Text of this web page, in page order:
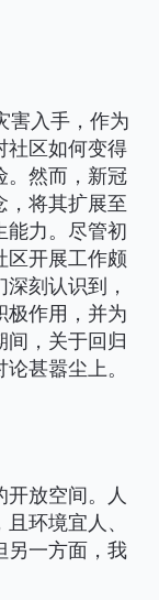
害入手，作为
社区如何变得
。然而，新冠
，将其扩展至
能力。尽管初
区开展工作颇
刻认识到，
极作用，并为
间，关于回归
甚嚣尘上。
放空间。人
环境宜人、
另一方面，我